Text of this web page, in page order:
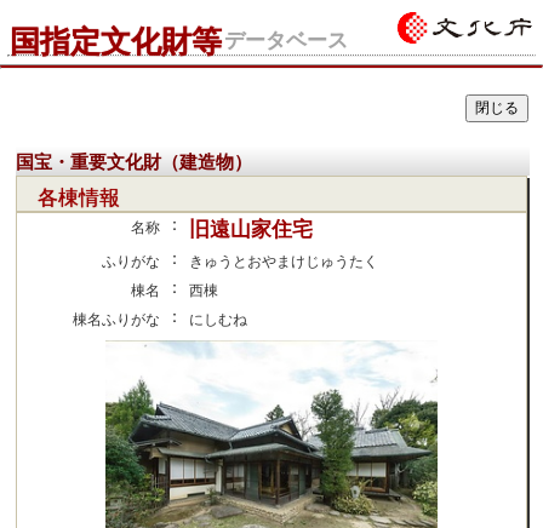
国指定文化財等データベース
国宝・重要文化財（建造物）
各棟情報
名称 ： 旧遠山家住宅
ふりがな ：
きゅうとおやまけじゅうたく
棟名
：
西棟
棟名ふりがな
： にしむね